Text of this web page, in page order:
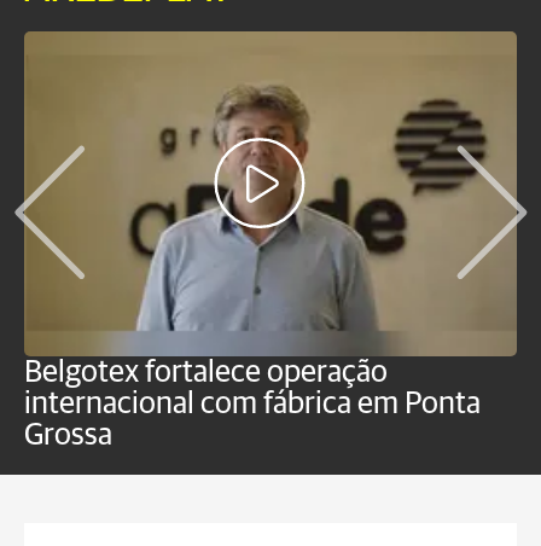
Belgotex fortalece operação
internacional com fábrica em Ponta
Grossa